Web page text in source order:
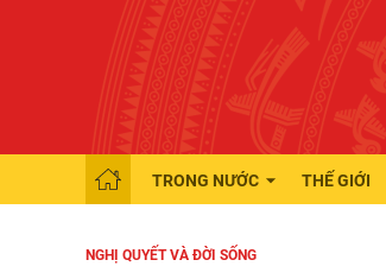
TRONG NƯỚC THẾ GIỚI
NGHỊ QUYẾT VÀ ĐỜI SỐNG